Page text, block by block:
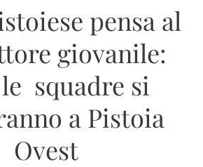
pensa al
giovanile:
squadre si
a Pistoia
Ovest